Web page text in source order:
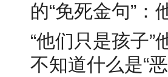
的“免死金句”
“他们只是孩子
不知道什么是“